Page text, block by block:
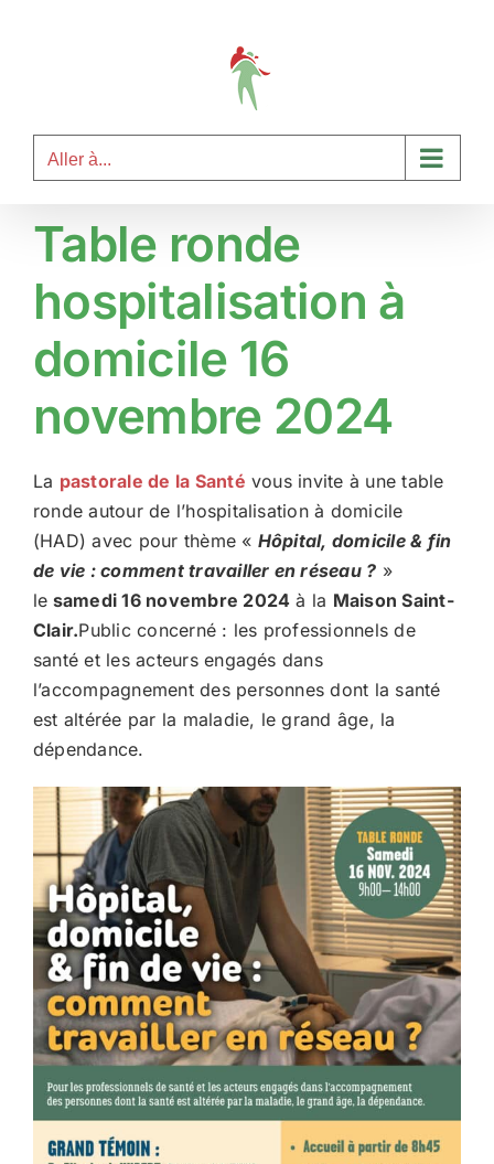
Aller à...
Table ronde
hospitalisation à
domicile 16
novembre 2024
La pastorale de la Santé vous invite à une table
ronde autour de l’hospitalisation à domicile
(HAD) avec pour thème « Hôpital, domicile & fin
de vie : comment travailler en réseau ? »
le samedi 16 novembre 2024 à la Maison Saint-
Clair.Public concerné : les professionnels de
santé et les acteurs engagés dans
l’accompagnement des personnes dont la santé
est altérée par la maladie, le grand âge, la
dépendance.